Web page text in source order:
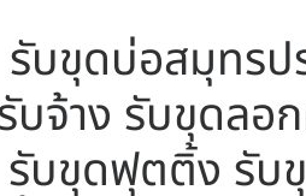
ขุดบ่อสมุทรป
บจ้าง รับขุดล
บขุดฟุตติ้ง รับ